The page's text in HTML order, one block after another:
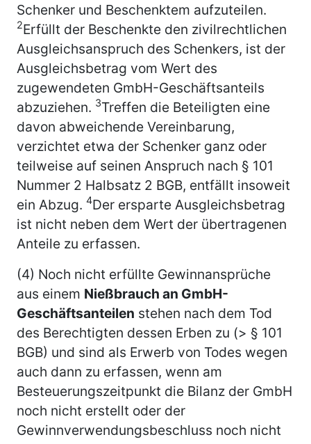
Schenker und Beschenktem aufzuteilen.
2Erfüllt der Beschenkte den zivilrechtlichen
Ausgleichsanspruch des Schenkers, ist der
Ausgleichsbetrag vom Wert des
zugewendeten GmbH-Geschäftsanteils
abzuziehen. 3Treffen die Beteiligten eine
davon abweichende Vereinbarung,
verzichtet etwa der Schenker ganz oder
teilweise auf seinen Anspruch nach § 101
Nummer 2 Halbsatz 2 BGB, entfällt insoweit
ein Abzug. 4Der ersparte Ausgleichsbetrag
ist nicht neben dem Wert der übertragenen
Anteile zu erfassen.
(4) Noch nicht erfüllte Gewinnansprüche
aus einem Nießbrauch an GmbH-
Geschäftsanteilen stehen nach dem Tod
des Berechtigten dessen Erben zu (> § 101
BGB) und sind als Erwerb von Todes wegen
auch dann zu erfassen, wenn am
Besteuerungszeitpunkt die Bilanz der GmbH
noch nicht erstellt oder der
Gewinnverwendungsbeschluss noch nicht